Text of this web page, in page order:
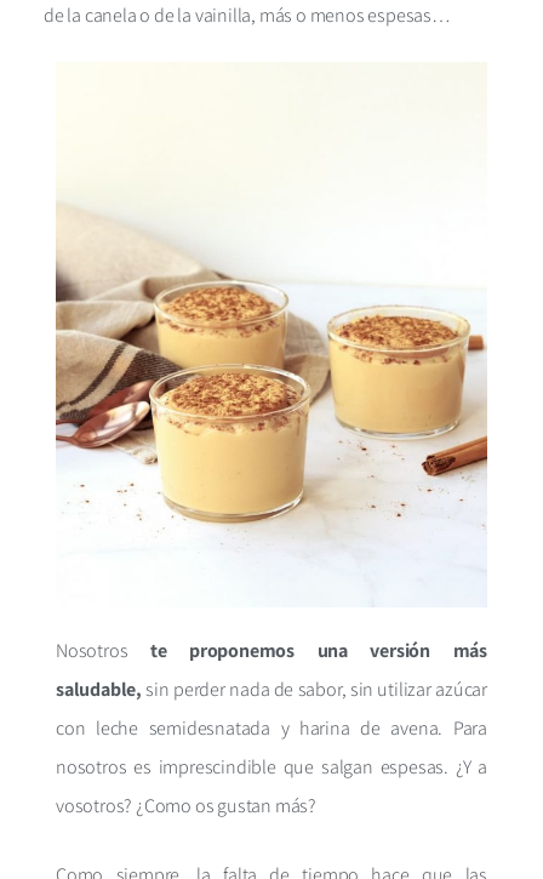
de la canela o de la vainilla, más o menos espesas…
Nosotros te proponemos una versión más
saludable, sin perder nada de sabor, sin utilizar azúcar
con leche semidesnatada y harina de avena. Para
nosotros es imprescindible que salgan espesas. ¿Y a
vosotros? ¿Como os gustan más?